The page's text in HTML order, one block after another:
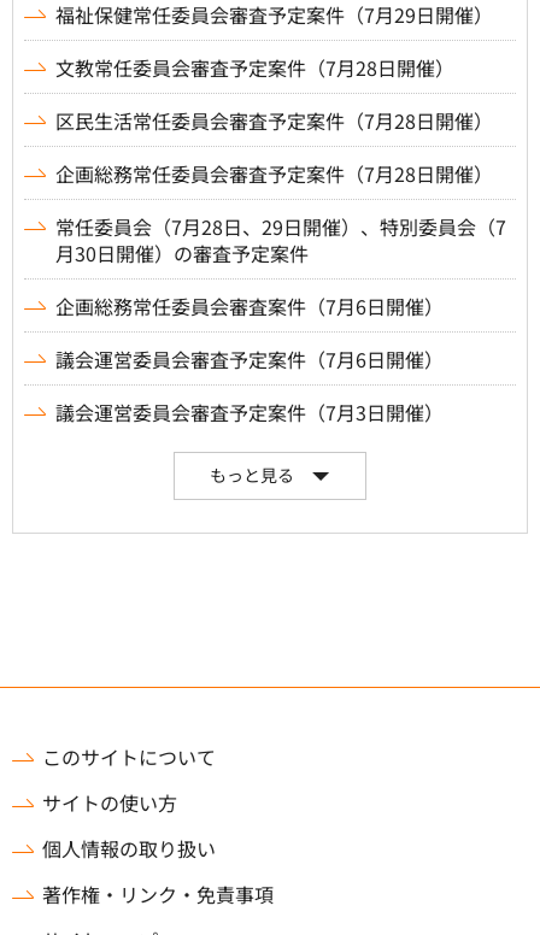
福祉保健常任委員会審査予定案件（7月29日開催）
文教常任委員会審査予定案件（7月28日開催）
区民生活常任委員会審査予定案件（7月28日開催）
企画総務常任委員会審査予定案件（7月28日開催）
常任委員会（7月28日、29日開催）、特別委員会（7
月30日開催）の審査予定案件
企画総務常任委員会審査案件（7月6日開催）
議会運営委員会審査予定案件（7月6日開催）
議会運営委員会審査予定案件（7月3日開催）
もっと見る
このサイトについて
サイトの使い方
個人情報の取り扱い
著作権・リンク・免責事項